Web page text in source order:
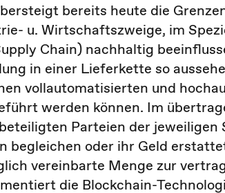
bereits heute die
u. Wirtschaftszweige, im
Chain) nachhaltig
in einer Lieferkette so
vollautomatisierten und
werden können. Im
Parteien der jeweiligen
begleichen oder ihr Geld
vereinbarte Menge zur
die Blockchain-